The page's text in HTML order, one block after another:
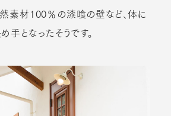
素材100％の漆喰の壁など、体に
となったそうです。